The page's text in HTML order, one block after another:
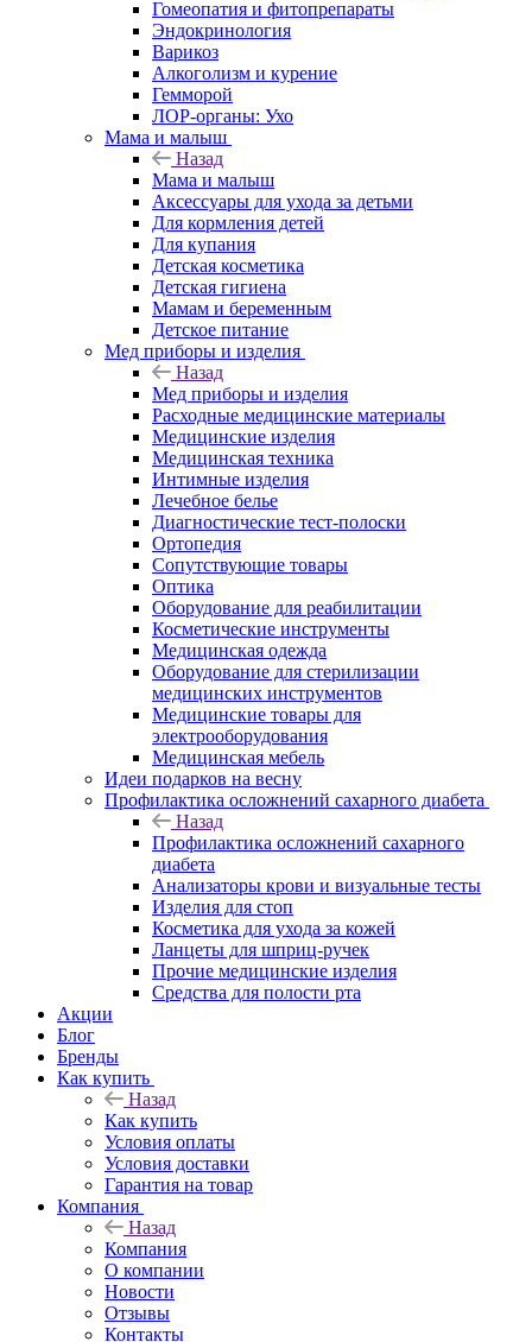
Гомеопатия и фитопрепараты
Эндокринология
Варикоз
Алкоголизм и курение
Гемморой
ЛОР-органы: Ухо
Мама и малыш
Назад
Мама и малыш
Аксессуары для ухода за детьми
Для кормления детей
Для купания
Детская косметика
Детская гигиена
Мамам и беременным
Детское питание
Мед приборы и изделия
Назад
Мед приборы и изделия
Расходные медицинские материалы
Медицинские изделия
Медицинская техника
Интимные изделия
Лечебное белье
Диагностические тест-полоски
Ортопедия
Сопутствующие товары
Оптика
Оборудование для реабилитации
Косметические инструменты
Медицинская одежда
Оборудование для стерилизации
медицинских инструментов
Медицинские товары для
электрооборудования
Медицинская мебель
Идеи подарков на весну
Профилактика осложнений сахарного диабета
Назад
Профилактика осложнений сахарного
диабета
Анализаторы крови и визуальные тесты
Изделия для стоп
Косметика для ухода за кожей
Ланцеты для шприц-ручек
Прочие медицинские изделия
Средства для полости рта
Акции
Блог
Бренды
Как купить
Назад
Как купить
Условия оплаты
Условия доставки
Гарантия на товар
Компания
Назад
Компания
О компании
Новости
Отзывы
Контакты